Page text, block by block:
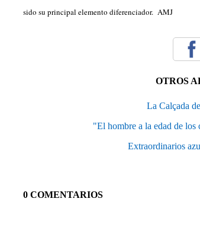
sido su principal elemento diferenciador. AMJ
OTROS
La Calçada
"El hombre a la edad de
Extraordinarios
0 COMENTARIOS